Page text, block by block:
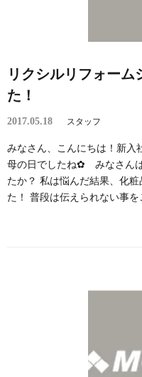
リクシルリフォーム
た！
2017.05.18 スタッフ
みなさん、こんにちは！新入
母の日でしたね✿ みなさん
たか？ 私は悩んだ結果、化
た！ 普段は伝えられない事